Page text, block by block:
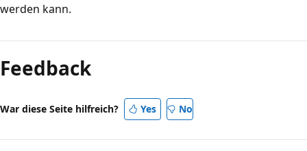
werden kann.
Feedback
War diese Seite hilfreich? Yes No